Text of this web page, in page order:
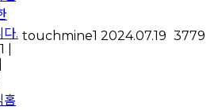
다. touchmine1 2024.07.19 3779
홈